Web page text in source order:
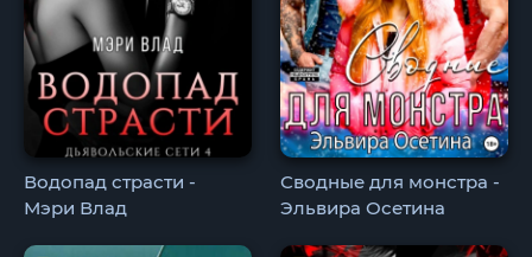
Водопад страсти -
Мэри Влад
Сводные для монстра -
Эльвира Осетина